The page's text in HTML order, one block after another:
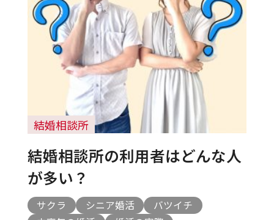
結婚相談所
結婚相談所の利用者はどんな人
が多い？
サクラ シニア婚活
バツイチ